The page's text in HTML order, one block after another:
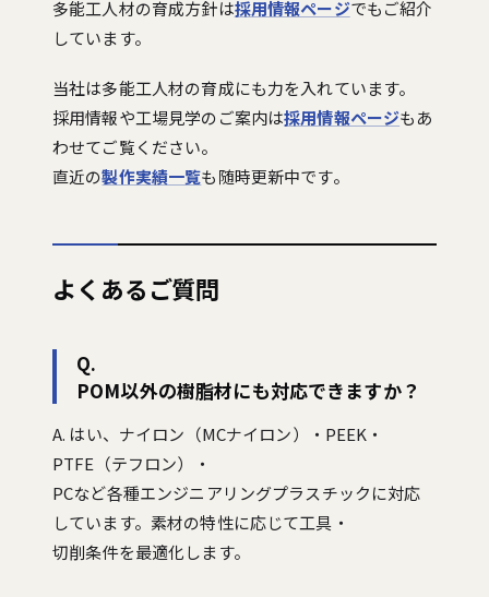
多能工人材の育成方針は採用情報ページでもご紹介
しています。
当社は多能工人材の育成にも力を入れています。
採用情報や工場見学のご案内は採用情報ページもあ
わせてご覧ください。
直近の製作実績一覧も随時更新中です。
よくあるご質問
Q.
POM以外の樹脂材にも対応できますか？
A. はい、ナイロン（MCナイロン）・PEEK・
PTFE（テフロン）・
PCなど各種エンジニアリングプラスチックに対応
しています。素材の特性に応じて工具・
切削条件を最適化します。